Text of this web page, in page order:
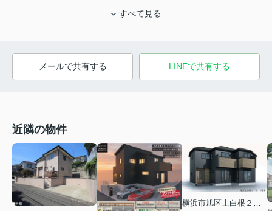
すべて見る
メールで共有する LINEで共有する
近隣の物件
横浜市旭区上白根２丁目